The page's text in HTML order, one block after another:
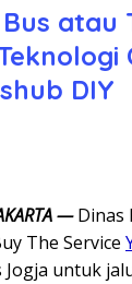
atau
DIY
—Dinas
The Service
untuk